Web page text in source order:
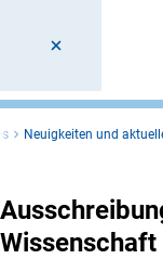
Neuigkeiten und
Wissenschaft